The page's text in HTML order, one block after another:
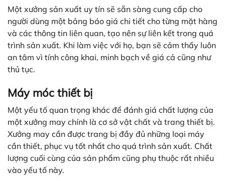
Một xưởng sản xuất uy tín sẽ sẵn sàng cung cấp cho
người dùng một bảng báo giá chi tiết cho từng mặt hàng
và các thông tin liên quan, tạo nên sự liên kết trong quá
trình sản xuất. Khi làm việc với họ, bạn sẽ cảm thấy luôn
an tâm vì tính công khai, minh bạch về giá cả cũng như
thủ tục.
Máy móc thiết bị
Một yếu tố quan trọng khác để đánh giá chất lượng của
một xưởng may chính là cơ sở vật chất và trang thiết bị.
Xưởng may cần được trang bị đầy đủ những loại máy
cần thiết, phục vụ tốt nhất cho quá trình sản xuất. Chất
lượng cuối cùng của sản phẩm cũng phụ thuộc rất nhiều
vào yếu tố này.